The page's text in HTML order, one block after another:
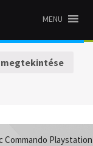
MENU
megtekintése
Commando Playstation